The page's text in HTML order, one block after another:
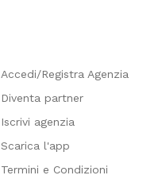
Accedi/Registra Agenzia
Diventa partner
Iscrivi agenzia
Scarica l'app
Termini e Condizioni